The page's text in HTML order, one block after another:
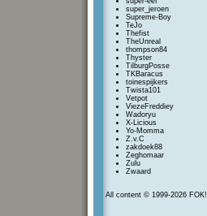
super_jeroen
Supreme-Boy
TeJo
Thefist
TheUnreal
thompson84
Thyster
TilburgPosse
TKBaracus
toinespijkers
Twista101
Vetpot
ViezeFreddiey
Wadoryu
X-Licious
Yo-Momma
Z.v.C
zakdoek88
Zeghomaar
Zulu
Zwaard
All content © 1999-2026 FOK!